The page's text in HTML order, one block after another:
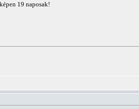
19 naposak!